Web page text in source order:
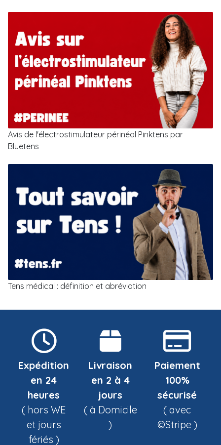
Avis de l'électrostimulateur périnéal Pinktens par
Bluetens
Tens médical : définition et abréviation
Expédition
en 24
heures
( hors WE
et jours
fériés )
Livraison
en 2 à 4
jours
( à Domicile
)
Paiement
100%
sécurisé
( avec
©Stripe )